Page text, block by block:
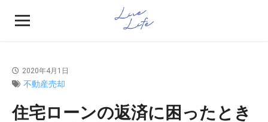
2020年4月1日
不動産売却
住宅ローンの返済に困ったとき